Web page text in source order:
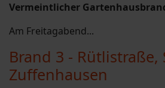
Vermeintlicher
Am Freitagabend...
Brand 3 -
Zuffenhausen